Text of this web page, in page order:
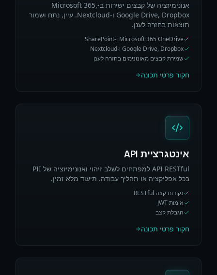
אנונימיזציה של קבצים ישירות ב-Microsoft 365,
Google Drive, Dropbox ו-Nextcloud. עיין, נתח ושמור
תוצאות בחזרה לענן.
Microsoft 365 OneDrive ו-SharePoint
Google Drive, Dropbox ו-Nextcloud
שמירת קבצים מאונונימים בחזרה לענן
חקור פרטי תכונה
אינטגרציית API
API RESTful למפתחים לשלב זיהוי ואנונימיזציה של PII
בכל אפליקציה או תהליך עבודה. תיעוד מלא זמין.
נקודות קצה RESTful
אימות JWT
הגבלת קצב
חקור פרטי תכונה